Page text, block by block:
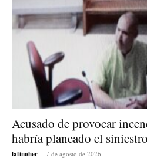
Acusado de provocar
habría planeado el
latinoher - 7 de agosto de 2026